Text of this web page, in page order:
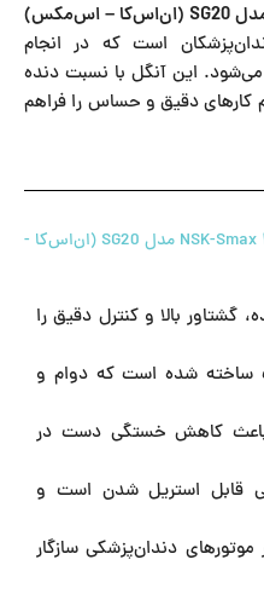
است که در انجام
می‌شود. این آنگل با نسبت دنده
کارهای دقیق و حساس را فراهم
ویژگی‌های اصلی آنگل ایمپلنت ۱ به ۲۰ NSK-Smax مدل SG20 (ان‌اس‌کا -
گشتاور بالا و کنترل دقیق را
ساخته شده است که دوام و
کاهش خستگی دست در
قابل استریل شدن است و
موتورهای دندان‌پزشکی سازگار